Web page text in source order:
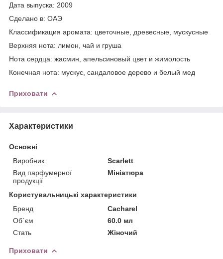
Дата выпуска: 2009
Сделано в: ОАЭ
Классификация аромата: цветочные, древесные, мускусные
Верхняя нота: лимон, чай и груша
Нота сердца: жасмин, апельсиновый цвет и жимолость
Конечная нота: мускус, сандаловое дерево и белый мед
Приховати
Характеристики
Основні
Виробник
Scarlett
Вид парфумерної
продукції
Мініатюра
Користувальницькі характеристики
Бренд
Cacharel
Об`єм
60.0 мл
Стать
Жіночий
Приховати